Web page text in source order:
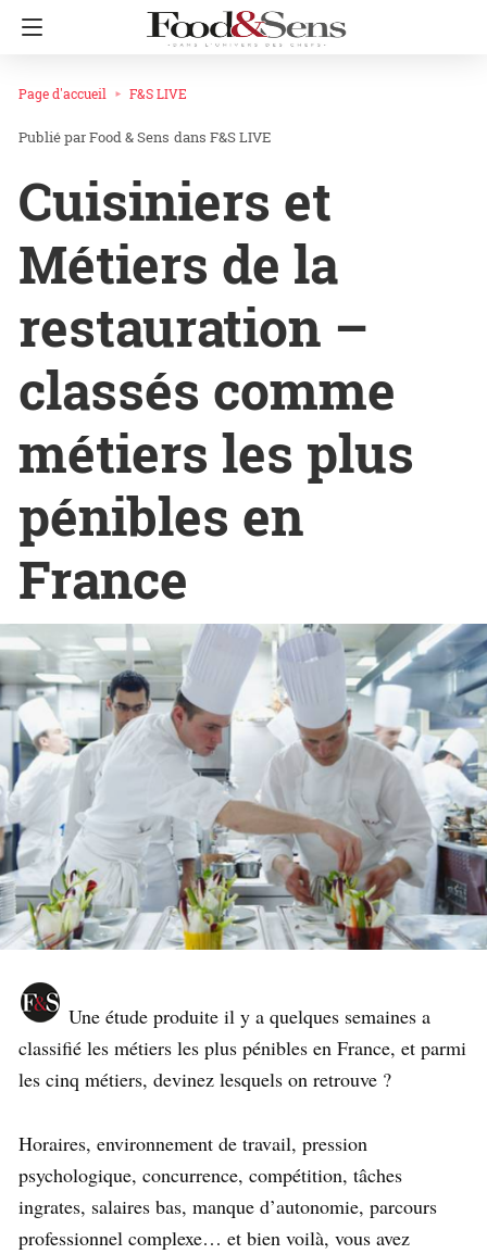
Page d'accueil F&S LIVE
Food & Sens dans F&S LIVE
Cuisiniers et
Métiers de la
restauration –
classés comme
métiers les plus
pénibles en
France
Une étude produite il y a quelques semaines a
classifié les métiers les plus pénibles en France, et parmi
les cinq métiers, devinez lesquels on retrouve ?
Horaires, environnement de travail, pression
psychologique, concurrence, compétition, tâches
ingrates, salaires bas, manque d’autonomie, parcours
professionnel complexe… et bien voilà, vous avez